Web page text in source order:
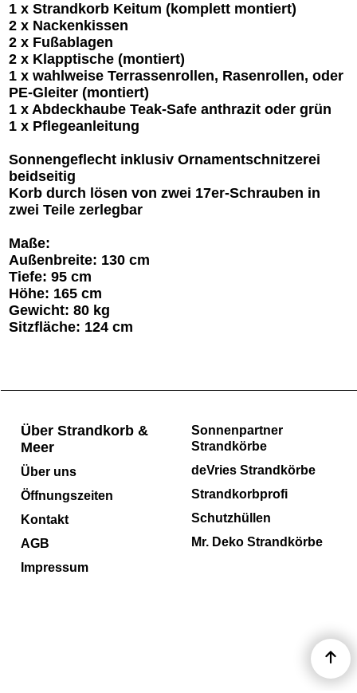
1 x Strandkorb Keitum (komplett montiert)
2 x Nackenkissen
2 x Fußablagen
2 x Klapptische (montiert)
1 x wahlweise Terrassenrollen, Rasenrollen, oder
PE-Gleiter (montiert)
1 x Abdeckhaube Teak-Safe anthrazit oder grün
1 x Pflegeanleitung
Sonnengeflecht inklusiv Ornamentschnitzerei
beidseitig
Korb durch lösen von zwei 17er-Schrauben in
zwei Teile zerlegbar
Maße:
Außenbreite: 130 cm
Tiefe: 95 cm
Höhe: 165 cm
Gewicht: 80 kg
Sitzfläche: 124 cm
Sonnenpartner
Strandkörbe
deVries Strandkörbe
Strandkorbprofi
Schutzhüllen
Mr. Deko Strandkörbe
Über Strandkorb &
Meer
Über uns
Öffnungszeiten
Kontakt
AGB
Impressum